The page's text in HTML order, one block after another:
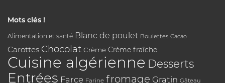
Mots clés !
Alimentation et santé Blanc de poulet Boulettes Cacao
Carottes Chocolat Crème Crème fraîche
Cuisine algérienne Desserts
Entrées Farce Farine fromage Gratin Gâteau